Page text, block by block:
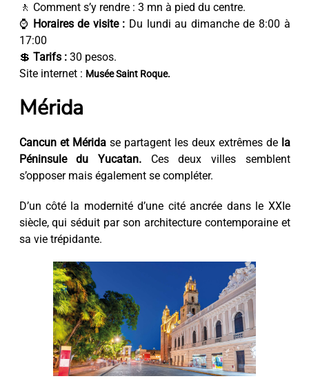
🚶 Comment s’y rendre : 3 mn à pied du centre.
⌚ Horaires de visite : Du lundi au dimanche de 8:00 à
17:00
💲 Tarifs :30 pesos.
Site internet : Musée Saint Roque.
Mérida
Cancun et Méridase partagent les deux extrêmes de la
Péninsule du Yucatan.Ces deux villes semblent
s’opposer mais également se compléter.
D’un côté la modernité d’une cité ancrée dans le XXIe
siècle, qui séduit par son architecture contemporaine et
sa vie trépidante.